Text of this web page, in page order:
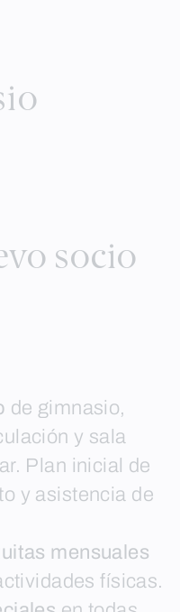
socio
de gimnasio,
y sala
Plan inicial de
y asistencia de
mensuales
físicas.